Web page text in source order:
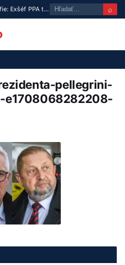
Eurofondové mafie: Exšéf PPA tvrdí, že minister Takáč je len pešiak v hre o oligarchiu ⌕
pellegrini-
e1708068282208-